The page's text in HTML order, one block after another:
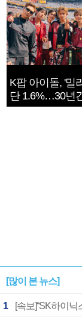
K팝 아이돌, '밀
단 1.6%…30년
1182개팀 전수
[많이 본 뉴스]
1 [속보]“SK하이